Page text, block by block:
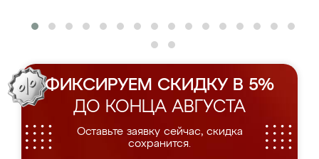
ФИКСИРУЕМ СКИДКУ В 5%
ДО КОНЦА АВГУСТА
Оставьте заявку сейчас, скидка
сохранится.